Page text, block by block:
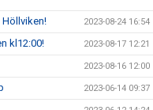
Höllviken! 2023-08-24 16:54
kl12:00! 2023-08-17 12:21
2023-08-16 12:00
2023-06-14 09:37